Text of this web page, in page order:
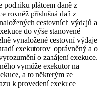
podniku plátcem daně z
rovněž příslušná daň z
cestovních výdajů a
do výše stanovené
vynaložené cestovní výdaje
exekutorovi oprávněný a o
o zahájení exekuce.
vymůže exekutor na
a to některým ze
k provedení exekuce